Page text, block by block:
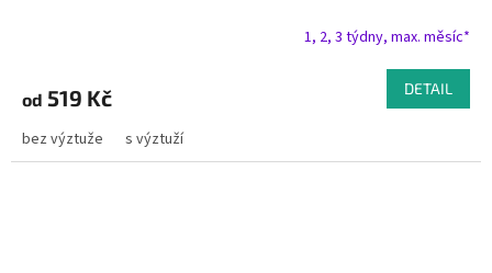
1, 2, 3 týdny, max. měsíc*
od 519 Kč DETAIL
bez výztuže s výztuží